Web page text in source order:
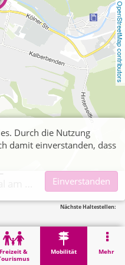
OpenStreetMap contributors
Freizeit &
Mobilität Mehr
Nächste Haltestellen:
Busbahnhof
Durch die Nutzung
damit einverstanden, dass
Einverstanden